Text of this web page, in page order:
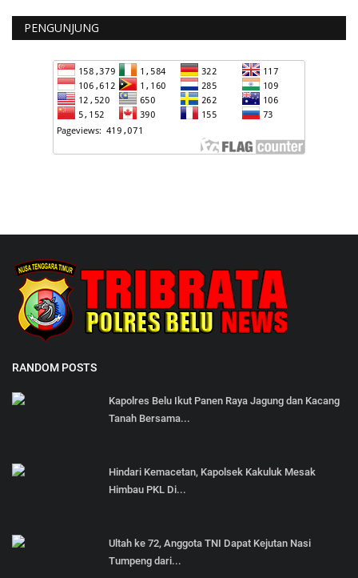
PENGUNJUNG
RANDOM POSTS
Kapolres Belu Ikut Panen Raya Jagung dan Kacang
Tanah Bersama...
Hindari Kemacetan, Kapolsek Kakuluk Mesak
Himbau PKL Di...
Ultah ke 72, Anggota TNI Dapat Kejutan Nasi
Tumpeng dari...